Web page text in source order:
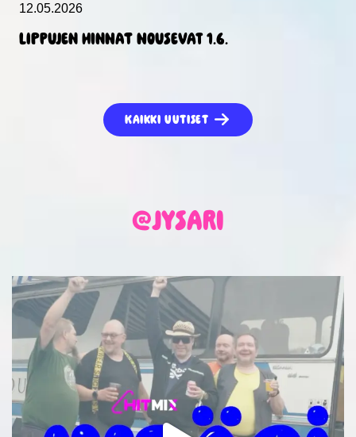
12.05.2026
Lippujen hinnat nousevat 1.6.
Kaikki uutiset
@jysari